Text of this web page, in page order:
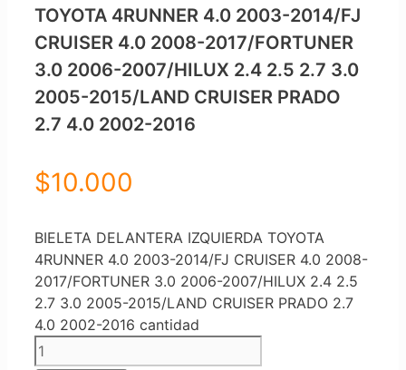
TOYOTA 4RUNNER 4.0 2003-2014/FJ
CRUISER 4.0 2008-2017/FORTUNER
3.0 2006-2007/HILUX 2.4 2.5 2.7 3.0
2005-2015/LAND CRUISER PRADO
2.7 4.0 2002-2016
$10.000
BIELETA DELANTERA IZQUIERDA TOYOTA
4RUNNER 4.0 2003-2014/FJ CRUISER 4.0 2008-
2017/FORTUNER 3.0 2006-2007/HILUX 2.4 2.5
2.7 3.0 2005-2015/LAND CRUISER PRADO 2.7
4.0 2002-2016 cantidad